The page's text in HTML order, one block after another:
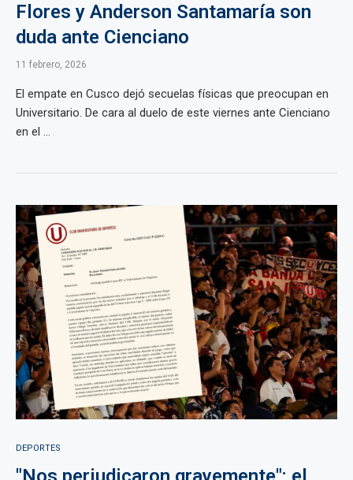
Flores y Anderson Santamaría son
duda ante Cienciano
11 febrero, 2026
El empate en Cusco dejó secuelas físicas que preocupan en
Universitario. De cara al duelo de este viernes ante Cienciano
en el ...
DEPORTES